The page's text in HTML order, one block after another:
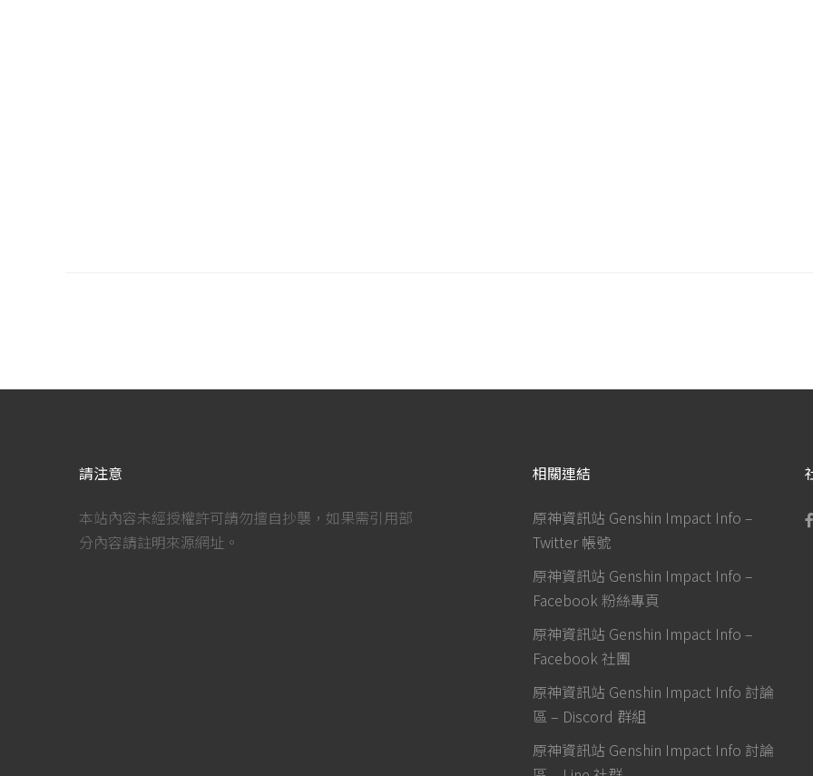
請注意
本站內容未經授權許可請勿擅自抄襲，如果需引用部
分內容請註明來源網址。
相關連結
原神資訊站 Genshin Impact Info –
Twitter 帳號
原神資訊站 Genshin Impact Info –
Facebook 粉絲專頁
原神資訊站 Genshin Impact Info –
Facebook 社團
原神資訊站 Genshin Impact Info 討論
區 – Discord 群組
原神資訊站 Genshin Impact Info 討論